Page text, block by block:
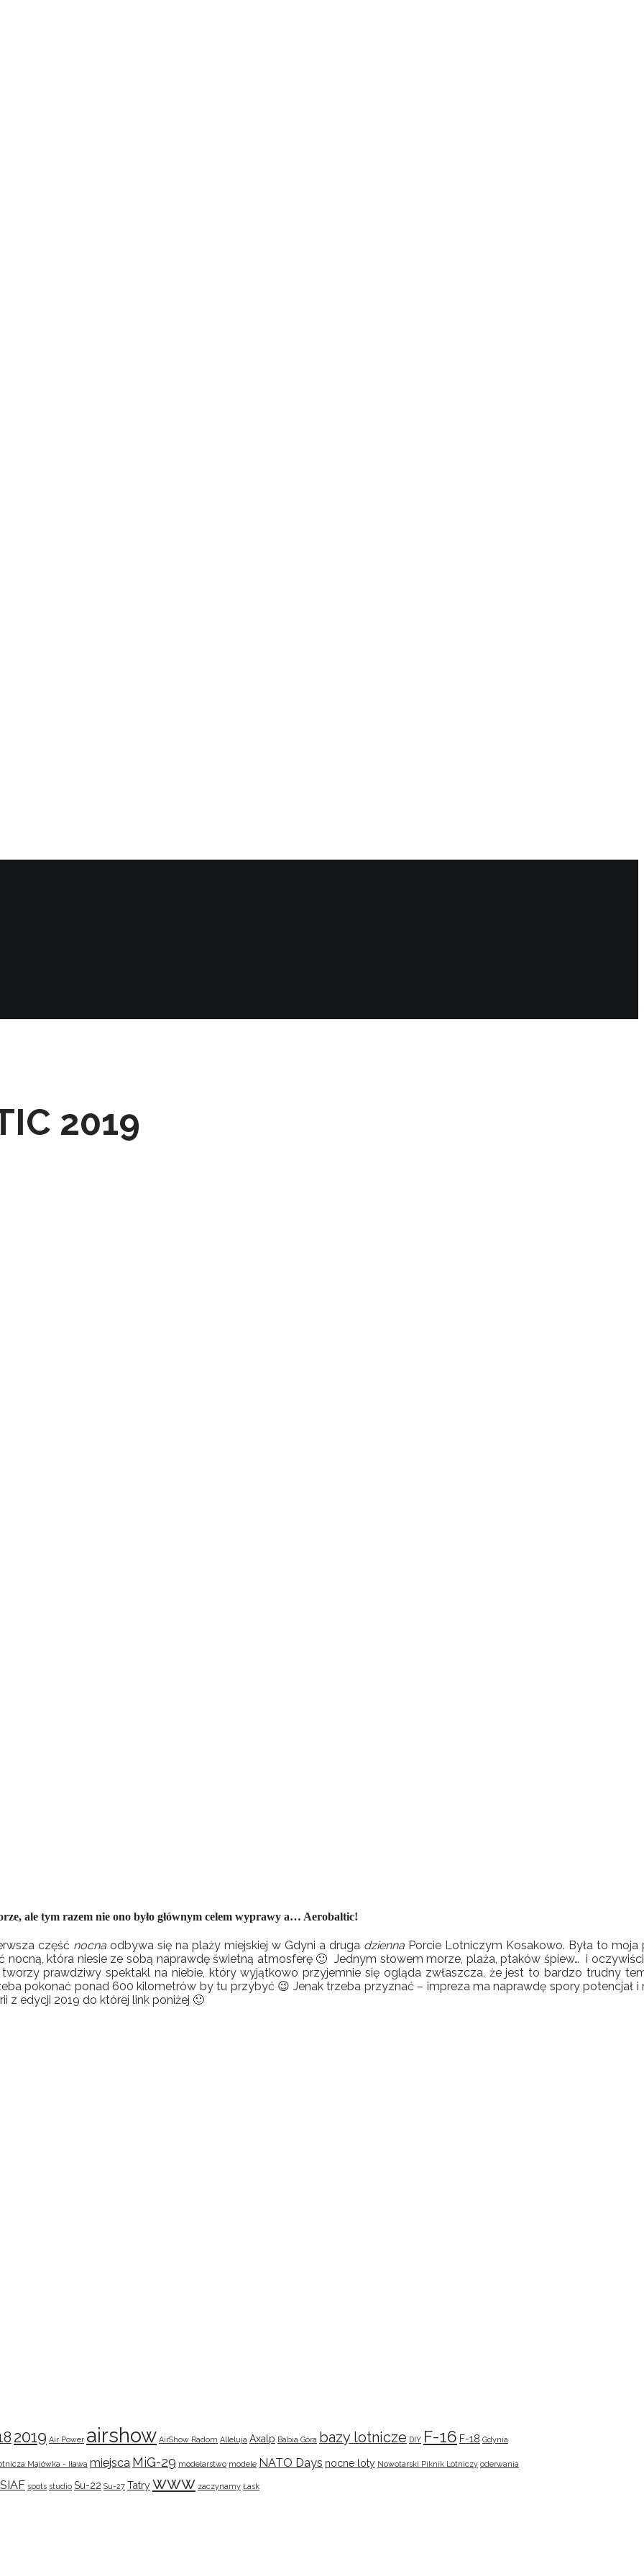
2019
ale tym razem nie ono było głównym celem wyprawy a… Aerobaltic!
część nocna odbywa się na plaży miejskiej w Gdyni a druga dzienna Porcie Lotniczym Kosakowo. Była to
nocną, która niesie ze sobą naprawdę świetną atmosferę 🙂 Jednym słowem morze, plaża, ptaków śpiew… i
prawdziwy spektakl na niebie, który wyjątkowo przyjemnie się ogląda zwłaszcza, że jest to bardzo trudny
pokonać ponad 600 kilometrów by tu przybyć 😉 Jenak trzeba przyznać – impreza ma naprawdę spory potencjał i
z edycji 2019 do której link poniżej 🙂
2019 Air Power airshow AirShow Radom Alleluja Axalp Babia Góra bazy lotnicze DIY F-16 F-18 Gdynia
Majówka - Iława miejsca MiG-29 modelarstwo modele NATO Days nocne loty Nowotarski Piknik Lotniczy oderwania
SIAF spots studio Su-22 Su-27 Tatrywww zaczynamy Łask